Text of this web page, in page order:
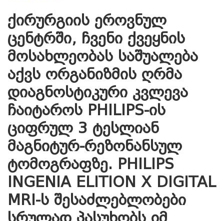
ქირურგიის ეროვნულ
ცენტრში, ჩვენი ქვეყნის
მოსახლეობას საშუალება
აქვს ორგანიზმის ღრმა
დიაგნოსტიკური კვლევა
ჩაიტაროს PHILIPS-ის
ციფრულ 3 ტესლიან
მაგნიტურ-რეზონანსულ
ტომოგრაფზე. PHILIPS
INGENIA ELITION X DIGITAL
MRI-ს შესაძლებლობები